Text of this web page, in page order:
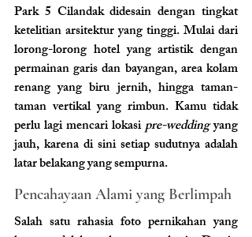
Park 5 Cilandak didesain dengan tingkat
ketelitian arsitektur yang tinggi. Mulai dari
lorong-lorong hotel yang artistik dengan
permainan garis dan bayangan, area kolam
renang yang biru jernih, hingga taman-
taman vertikal yang rimbun. Kamu tidak
perlu lagi mencari lokasi pre-wedding yang
jauh, karena di sini setiap sudutnya adalah
latar belakang yang sempurna.
Pencahayaan Alami yang Berlimpah
Salah satu rahasia foto pernikahan yang